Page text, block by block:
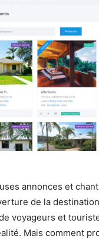
annonces et
de la
voyageurs et
Mais comment